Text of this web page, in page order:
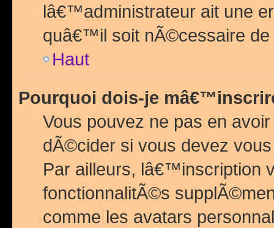
lâ€™administrateur ait une
quâ€™il soit nÃ©cessaire de
Haut
Pourquoi dois-je
Vous pouvez ne pas en
dÃ©cider si vous devez
Par ailleurs, lâ€™inscription
fonctionnalitÃ©s
comme les avatars